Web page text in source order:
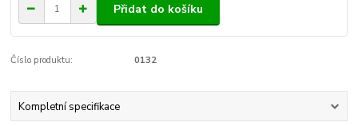
Přidat do košíku
Číslo produktu: 0132
Kompletní specifikace